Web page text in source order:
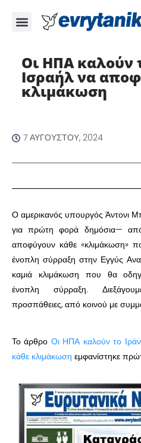
Οι ΗΠΑ καλούν
Ισραήλ να
κλιμάκωση
7 ΑΥΓΟΎΣΤΟΥ, 2024
Ο αμερικανός υπουργός Άντονι
για πρώτη φορά δημόσια—
αποφύγουν κάθε «κλιμάκωση»
ένοπλη σύρραξη στην Εγγύς
καμιά κλιμάκωση που θα
ένοπλη σύρραξη.
προσπάθειες, από κοινού με
Το άρθρο Οι ΗΠΑ καλούν το
κάθε κλιμάκωση εμφανίστηκε